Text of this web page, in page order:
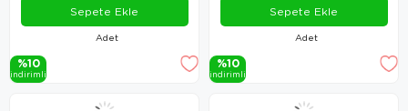
Adet
Sepete Ekle
%10
i̇ndi̇ri̇mli̇
Adet
Sepete Ekle
%10
i̇ndi̇ri̇mli̇